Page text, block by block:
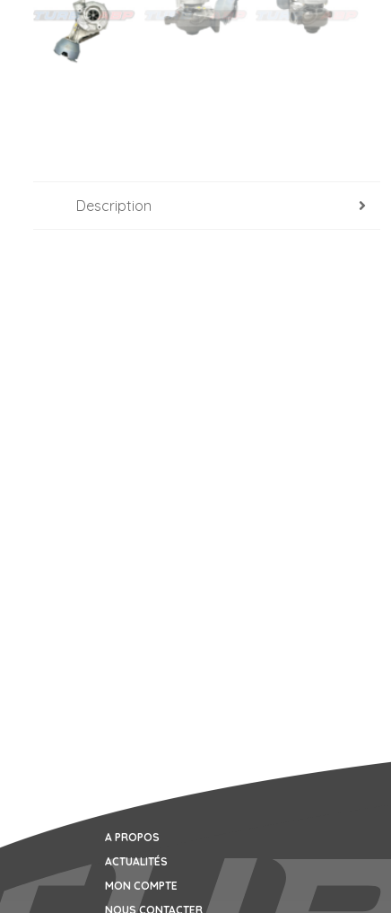
Description
A PROPOS
ACTUALITÉS
MON COMPTE
NOUS CONTACTER